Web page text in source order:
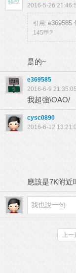
2016-5-26
引用: e369585
145甲?
是的~
e369585
2016-6-9 21:35:05
我超強\OAO/
cysc0890
2016-6-12
應該是7K附近
上一